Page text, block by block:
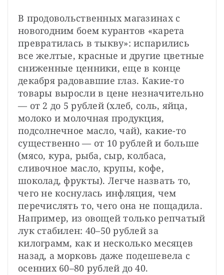
В продовольственных магазинах с
новогодним боем курантов «карета
превратилась в тыкву»: испарились
все желтые, красные и другие цветные
сниженные ценники, еще в конце
декабря радовавшие глаз. Какие-то
товары выросли в цене незначительно
— от 2 до 5 рублей (хлеб, соль, яйца,
молоко и молочная продукция,
подсолнечное масло, чай), какие-то
существенно — от 10 рублей и больше
(мясо, кура, рыба, сыр, колбаса,
сливочное масло, крупы, кофе,
шоколад, фрукты). Легче назвать то,
чего не коснулась инфляция, чем
перечислять то, чего она не пощадила.
Например, из овощей только репчатый
лук стабилен: 40–50 рублей за
килограмм, как и несколько месяцев
назад, а морковь даже подешевела с
осенних 60–80 рублей до 40.